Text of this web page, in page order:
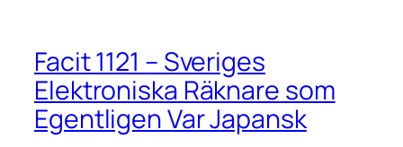
Facit 1121 – Sveriges
Elektroniska Räknare som
Egentligen Var Japansk